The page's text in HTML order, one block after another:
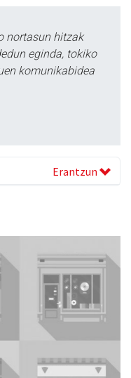
nortasun hitzak
eginda, tokiko
komunikabidea
Erantzun